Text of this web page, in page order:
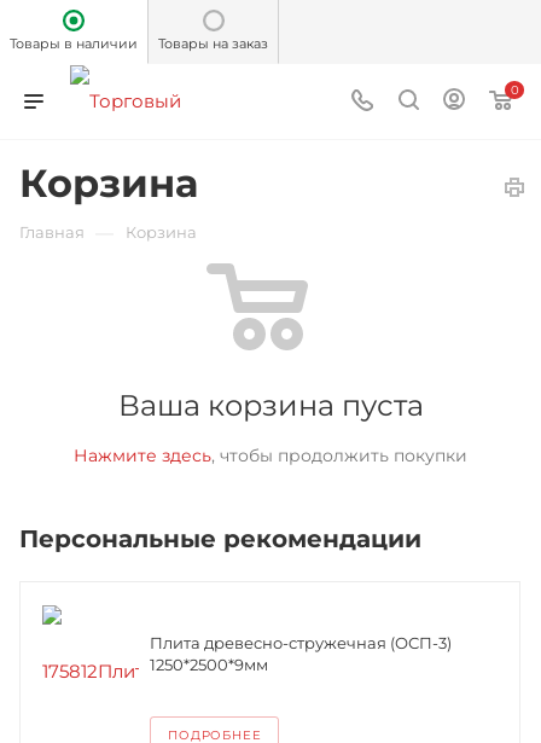
Товары в наличии Товары на заказ
0
Корзина
Главная Корзина
Ваша корзина пуста
Нажмите здесь, чтобы продолжить покупки
Персональные рекомендации
Плита древесно-стружечная (ОСП-3)
1250*2500*9мм
ПОДРОБНЕЕ